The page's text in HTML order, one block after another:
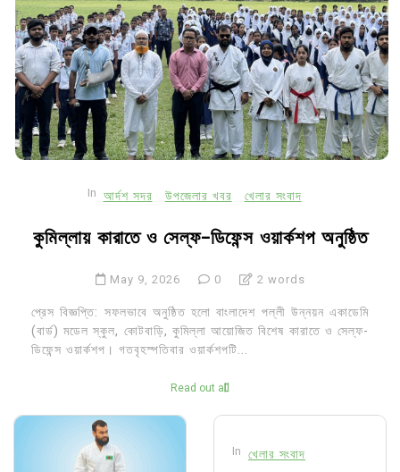
In আর্দশ সদর উপজেলার খবর খেলার সংবাদ
কুমিল্লায় কারাতে ও সেল্ফ-ডিফেন্স ওয়ার্কশপ অনুষ্ঠিত
May 9, 2026 0 2 words
প্রেস বিজ্ঞপ্তি: সফলভাবে অনুষ্ঠিত হলো বাংলাদেশ পল্লী উন্নয়ন একাডেমি
(বার্ড) মডেল স্কুল, কোটবাড়ি, কুমিল্লা আয়োজিত বিশেষ কারাতে ও সেল্ফ-
ডিফেন্স ওয়ার্কশপ। গতবৃহস্পতিবার ওয়ার্কশপটি...
Read out all
In খেলার সংবাদ